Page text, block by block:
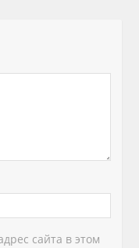
сайта в этом